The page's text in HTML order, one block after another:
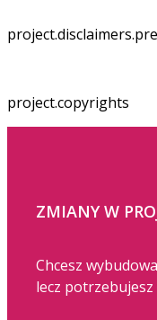
project.copyrights
ZMIANY W
Chcesz
lecz